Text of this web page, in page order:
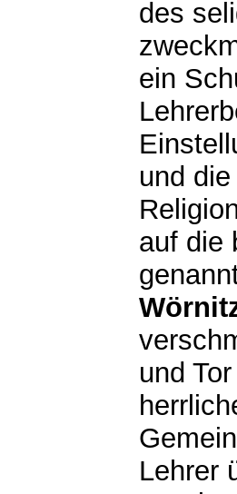
des
ein
und
auf die
und
Lehrer